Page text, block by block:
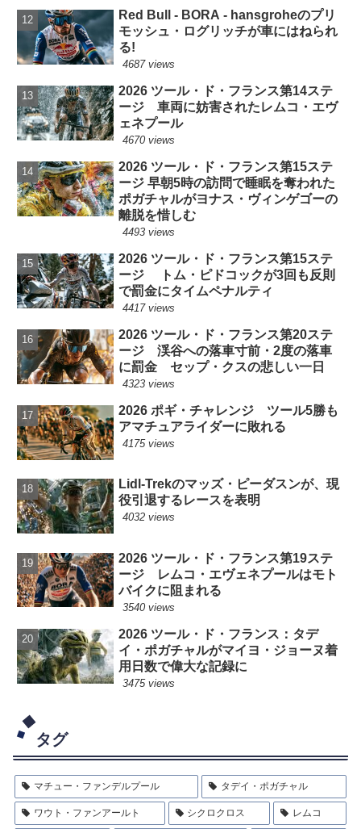
Red Bull - BORA - hansgroheのプリ
モッシュ・ログリッチが車にはねられ
る!
4687 views
2026 ツール・ド・フランス第14ステ
ージ 車両に妨害されたレムコ・エヴ
ェネプール
4670 views
2026 ツール・ド・フランス第15ステ
ージ 早朝5時の訪問で睡眠を奪われた
ポガチャルがヨナス・ヴィンゲゴーの
離脱を惜しむ
4493 views
2026 ツール・ド・フランス第15ステ
ージ トム・ピドコックが3回も反則
で罰金にタイムペナルティ
4417 views
2026 ツール・ド・フランス第20ステ
ージ 渓谷への落車寸前・2度の落車
に罰金 セップ・クスの悲しい一日
4323 views
2026 ポギ・チャレンジ ツール5勝も
アマチュアライダーに敗れる
4175 views
Lidl-Trekのマッズ・ピーダスンが、現
役引退するレースを表明
4032 views
2026 ツール・ド・フランス第19ステ
ージ レムコ・エヴェネプールはモト
バイクに阻まれる
3540 views
2026 ツール・ド・フランス：タデ
イ・ポガチャルがマイヨ・ジョーヌ着
用日数で偉大な記録に
3475 views
タグ
マチュー・ファンデルプール タデイ・ポガチャル
ワウト・ファンアールト シクロクロス レムコ